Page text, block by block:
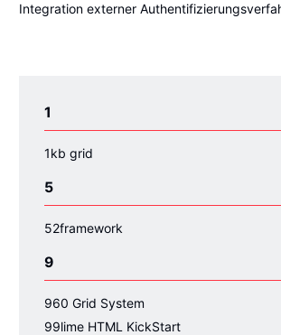
Integration externer
1
1kb grid
5
52framework
9
960 Grid System
99lime HTML KickStart